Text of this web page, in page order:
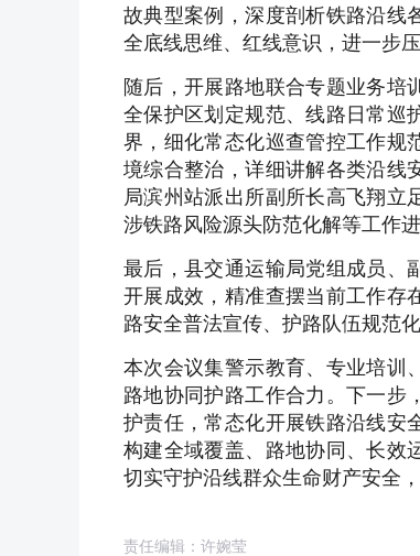
故典型案例，深度剖析铁路沿线
全底线思维、红线意识，进一步
随后，开展路地联合专题业务培
全保护区划定规范、线路日常巡
界，细化常态化巡查管控工作规
境综合整治，详细讲解各类沿线
局滨州站派出所副所长高飞翔立
涉铁路风险源头防范化解等工作
最后，县交通运输局党组成员、
开展成效，精准查摆当前工作存
路安全普法宣传、护路队伍规范
本次会议集警示教育、专业培训
路地协同护路工作合力。下一步
护责任，常态化开展铁路沿线安
构建全域覆盖、路地协同、长效
切实守护沿线群众生命财产安全
责任编辑：许婉莹